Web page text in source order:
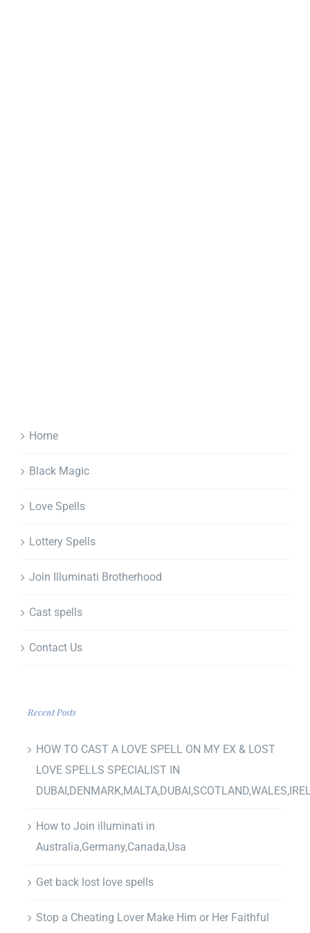
Home
Black Magic
Love Spells
Lottery Spells
Join Illuminati Brotherhood
Cast spells
Contact Us
Recent Posts
HOW TO CAST A LOVE SPELL ON MY EX & LOST
LOVE SPELLS SPECIALIST IN
How to Join illuminati in
Australia,Germany,Canada,Usa
Get back lost love spells
Stop a Cheating Lover Make Him or Her Faithful